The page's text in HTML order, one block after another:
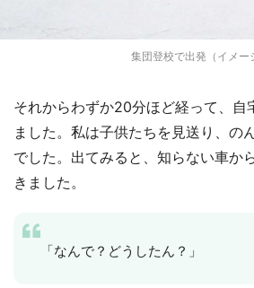
集団登校で出発（イメー
それからわずか20分ほど経って、自
ました。私は子供たちを見送り、の
でした。出てみると、知らない車か
きました。
「なんで？どうしたん？」